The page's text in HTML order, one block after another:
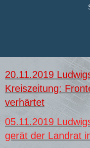
20.11.2019
Kreiszeitung:
verhärtet
05.11.2019
gerät der Landrat